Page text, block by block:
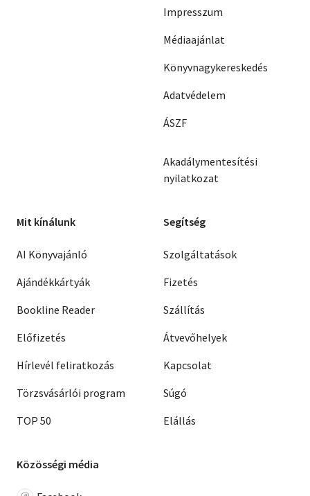
Impresszum
Médiaajánlat
Könyvnagykereskedés
Adatvédelem
ÁSZF
Akadálymentesítési
nyilatkozat
Mit kínálunk
AI Könyvajánló
Ajándékkártyák
Bookline Reader
Előfizetés
Hírlevél feliratkozás
Törzsvásárlói program
TOP 50
Segítség
Szolgáltatások
Fizetés
Szállítás
Átvevőhelyek
Kapcsolat
Súgó
Elállás
Közösségi média